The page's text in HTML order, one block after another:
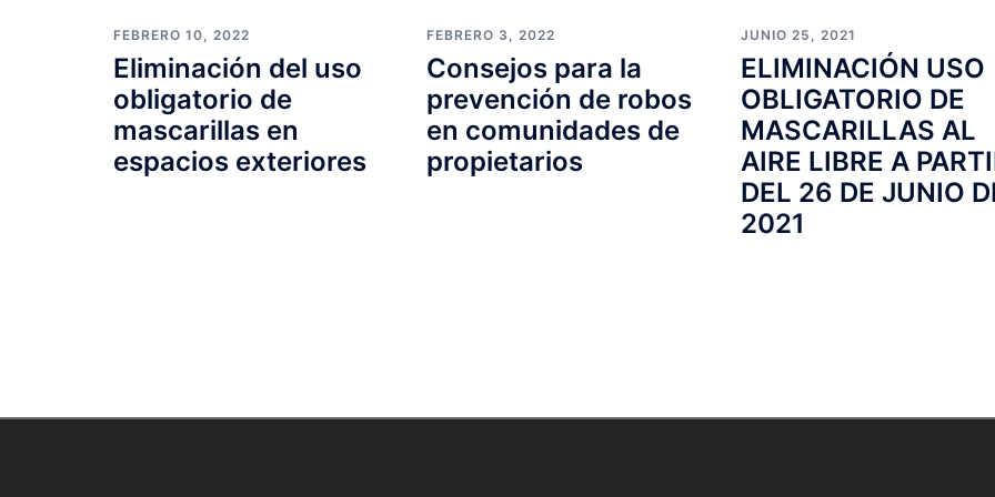
FEBRERO 10, 2022
Eliminación del uso
obligatorio de
mascarillas en
espacios exteriores
FEBRERO 3, 2022
Consejos para la
prevención de robos
en comunidades de
propietarios
JUNIO 25, 2021
ELIMINACIÓN USO
OBLIGATORIO DE
MASCARILLAS AL
AIRE LIBRE A
DEL 26 DE JUNIO
2021